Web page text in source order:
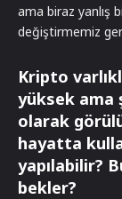
ama biraz yanlış
değiştirmemiz
Kripto
yüksek ama
olarak
hayatta
yapılabilir?
bekler?